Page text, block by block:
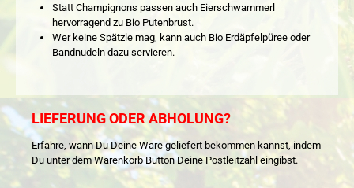
Statt Champignons passen auch Eierschwammerl
hervorragend zu Bio Putenbrust.
Wer keine Spätzle mag, kann auch Bio Erdäpfelpüree oder
Bandnudeln dazu servieren.
LIEFERUNG ODER ABHOLUNG?
Erfahre, wann Du Deine Ware geliefert bekommen kannst, indem
Du unter dem Warenkorb Button Deine Postleitzahl eingibst.